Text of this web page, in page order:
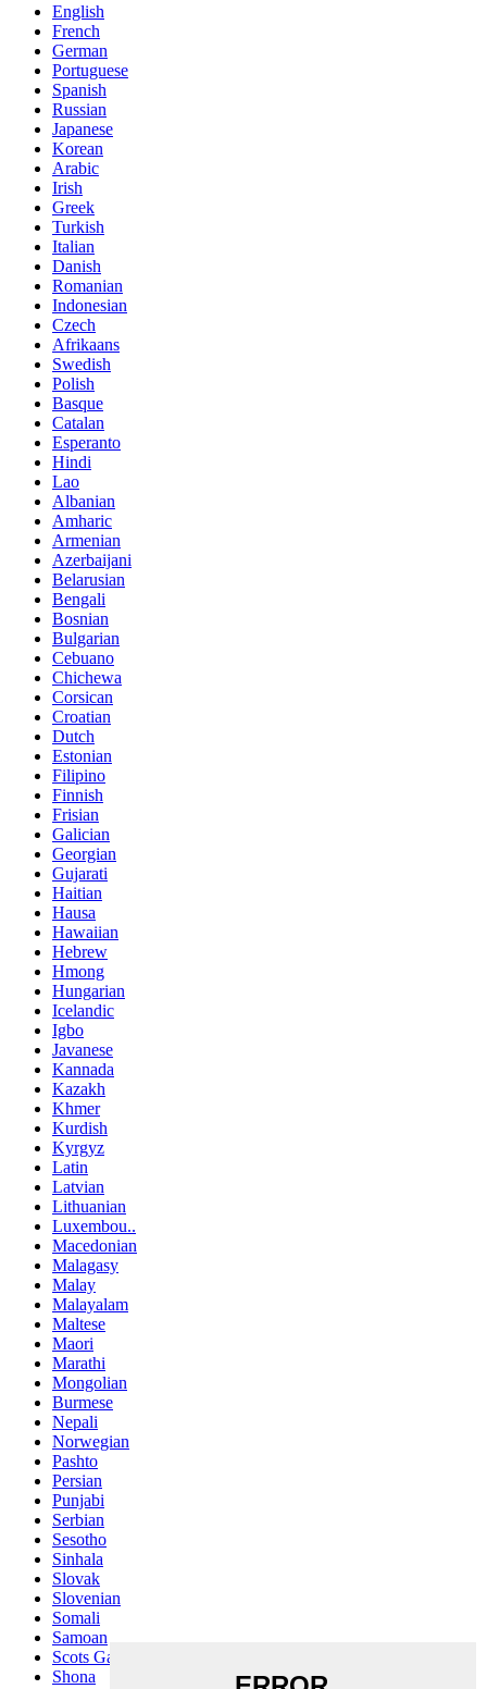
English
French
German
Portuguese
Spanish
Russian
Japanese
Korean
Arabic
Irish
Greek
Turkish
Italian
Danish
Romanian
Indonesian
Czech
Afrikaans
Swedish
Polish
Basque
Catalan
Esperanto
Hindi
Lao
Albanian
Amharic
Armenian
Azerbaijani
Belarusian
Bengali
Bosnian
Bulgarian
Cebuano
Chichewa
Corsican
Croatian
Dutch
Estonian
Filipino
Finnish
Frisian
Galician
Georgian
Gujarati
Haitian
Hausa
Hawaiian
Hebrew
Hmong
Hungarian
Icelandic
Igbo
Javanese
Kannada
Kazakh
Khmer
Kurdish
Kyrgyz
Latin
Latvian
Lithuanian
Luxembou..
Macedonian
Malagasy
Malay
Malayalam
Maltese
Maori
Marathi
Mongolian
Burmese
Nepali
Norwegian
Pashto
Persian
Punjabi
Serbian
Sesotho
Sinhala
Slovak
Slovenian
Somali
Samoan
Scots Gaelic
Shona